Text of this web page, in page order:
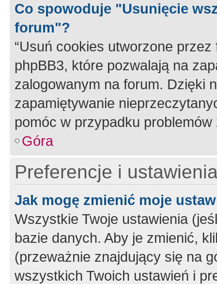
Co spowoduje "Usunięcie
forum"?
“Usuń cookies utworzone
phpBB3, które pozwalają na
zalogowanym na forum. Dzięki
zapamiętywanie
pomóc w przypadku
Góra
Preferencje i
Jak mogę zmienić moje
Wszystkie Twoje ustawienia
bazie danych. Aby je zmienić,
(przeważnie znajdujący się na
wszystkich Twoich ustawień i